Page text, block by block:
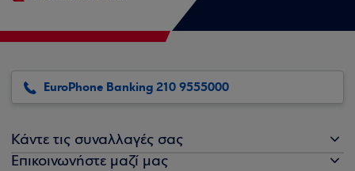
EuroPhone Banking 210 9555000
Κάντε τις συναλλαγές σας
Επικοινωνήστε μαζί μας